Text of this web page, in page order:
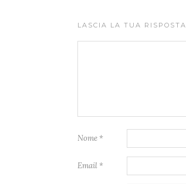
LASCIA LA TUA RISPOSTA
Nome *
Email *